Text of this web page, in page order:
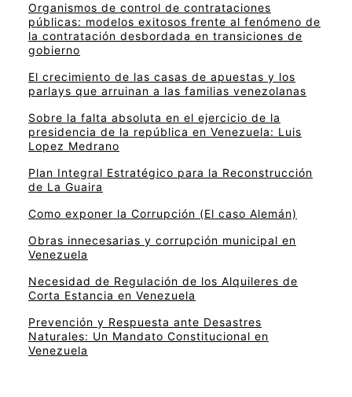
Organismos de control de contrataciones
públicas: modelos exitosos frente al fenómeno de
la contratación desbordada en transiciones de
gobierno
El crecimiento de las casas de apuestas y los
parlays que arruinan a las familias venezolanas
Sobre la falta absoluta en el ejercicio de la
presidencia de la república en Venezuela: Luis
Lopez Medrano
Plan Integral Estratégico para la Reconstrucción
de La Guaira
Como exponer la Corrupción (El caso Alemán)
Obras innecesarias y corrupción municipal en
Venezuela
Necesidad de Regulación de los Alquileres de
Corta Estancia en Venezuela
Prevención y Respuesta ante Desastres
Naturales: Un Mandato Constitucional en
Venezuela